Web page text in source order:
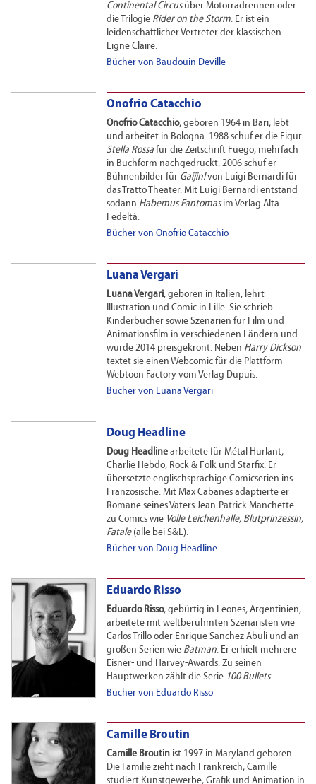
Continental Circusüber Motorradrennen oder
die Trilogie Rider on the Storm. Er ist ein
leidenschaftlicher Vertreter der klassischen
Ligne Claire.
Bücher von Baudouin Deville
Onofrio Catacchio
Onofrio Catacchio, geboren 1964 in Bari, lebt
und arbeitet in Bologna. 1988 schuf er die Figur
Stella Rossa für die Zeitschrift Fuego, mehrfach
in Buchform nachgedruckt. 2006 schuf er
Bühnenbilder für Gaijin!von Luigi Bernardi für
das Tratto Theater. Mit Luigi Bernardi entstand
sodann Habemus Fantomasim Verlag Alta
Fedeltà.
Bücher von Onofrio Catacchio
Luana Vergari
Luana Vergari, geboren in Italien, lehrt
Illustration und Comic in Lille. Sie schrieb
Kinderbücher sowie Szenarien für Film und
Animationsfilm in verschiedenen Ländern und
wurde 2014 preisgekrönt. Neben Harry Dickson
textet sie einen Webcomic für die Plattform
Webtoon Factory vom Verlag Dupuis.
Bücher von Luana Vergari
Doug Headline
Doug Headline arbeitete für Métal Hurlant,
Charlie Hebdo, Rock & Folk und Starfix. Er
übersetzte englischsprachige Comicserien ins
Französische. Mit Max Cabanes adaptierte er
Romane seines Vaters Jean-Patrick Manchette
zu Comics wie Volle Leichenhalle, Blutprinzessin,
Fatale (alle bei S&L).
Bücher von Doug Headline
Eduardo Risso
Eduardo Risso, gebürtig in Leones, Argentinien,
arbeitete mit weltberühmten Szenaristen wie
Carlos Trillo oder Enrique Sanchez Abuli und an
großen Serien wie Batman. Er erhielt mehrere
Eisner- und Harvey-Awards. Zu seinen
Hauptwerken zählt die Serie 100 Bullets.
Bücher von Eduardo Risso
Camille Broutin
Camille Broutin ist 1997 in Maryland geboren.
Die Familie zieht nach Frankreich, Camille
studiert Kunstgewerbe, Grafik und Animation in